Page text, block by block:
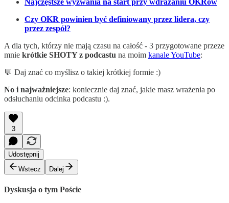
Najczęstsze wyzwania na start przy wdrażaniu OKRów
Czy OKR powinien być definiowany przez lidera, czy
przez zespół?
A dla tych, którzy nie mają czasu na całość - 3 przygotowane przeze
mnie krótkie SHOTY z podcastu na moim kanale YouTube:
💬 Daj znać co myślisz o takiej krótkiej formie :)
No i najważniejsze: koniecznie daj znać, jakie masz wrażenia po
odsłuchaniu odcinka podcastu :).
3
Udostępnij
Wstecz
Dalej
Dyskusja o tym Poście